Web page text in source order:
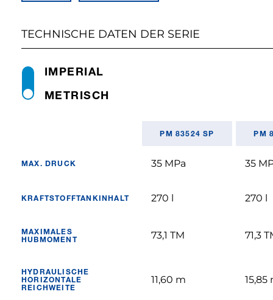
TECHNISCHE DATEN DER SERIE
METRISCH
IMPERIAL
PM 83524 SP PM
MAX. DRUCK 35 MPa 35
KRAFTSTOFFTANKINHALT 270 l 270 l
MAXIMALES
HUBMOMENT
73,1 TM 71,3
HYDRAULISCHE
HORIZONTALE
REICHWEITE
11,60 m 15,85